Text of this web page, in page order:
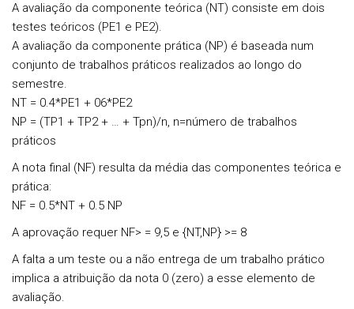
A avaliação da componente teórica (NT) consiste em dois
testes teóricos (PE1 e PE2).
A avaliação da componente prática (NP) é baseada num
conjunto de trabalhos práticos realizados ao longo do
semestre.
NT = 0.4*PE1 + 06*PE2
NP = (TP1 + TP2 + … + Tpn)/n, n=número de trabalhos
práticos
A nota final (NF) resulta da média das componentes teórica e
prática:
NF = 0.5*NT + 0.5 NP
A aprovação requer NF> = 9,5 e {NT,NP} >= 8
A falta a um teste ou a não entrega de um trabalho prático
implica a atribuição da nota 0 (zero) a esse elemento de
avaliação.